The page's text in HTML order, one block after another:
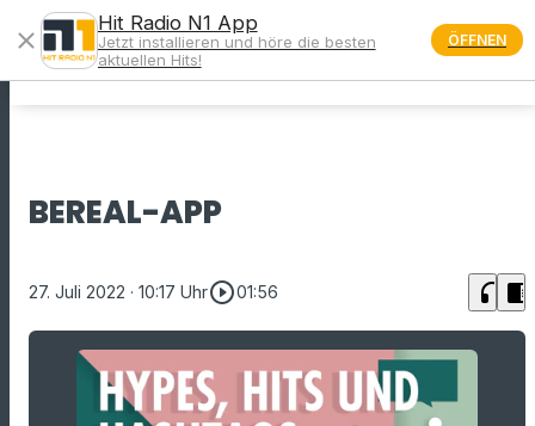
menu
BEREAL-APP
27. Juli 2022 · 10:17 Uhrplay_circle_outline01:56 headphones chrome_reader_mode
close
Hit Radio N1 App
Jetzt installieren und höre die besten
aktuellen Hits!
ÖFFNEN